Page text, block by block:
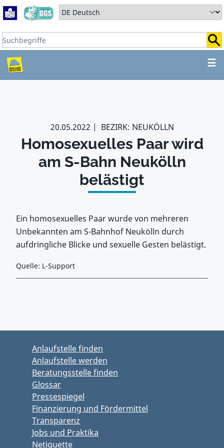
Zum Hauptbereich springen
Zum Hauptmenü springen
Sprache auswählen:
Suchbegriffe:
☰
ZUM HAUPTBEREICH
20.05.2022 BEZIRK: NEUKÖLLN
Homosexuelles Paar wird
am S-Bahn Neukölln
belästigt
Ein homosexuelles Paar wurde von mehreren
Unbekannten am S-Bahnhof Neukölln durch
aufdringliche Blicke und sexuelle Gesten belästigt.
Quelle: L-Support
Anlaufstelle finden
Anlaufstelle werden
Beratungsstelle finden
Glossar
Pressespiegel
Finanzierung und Fördermittel
Transparenz
Jobs und Praktika
Netiquette